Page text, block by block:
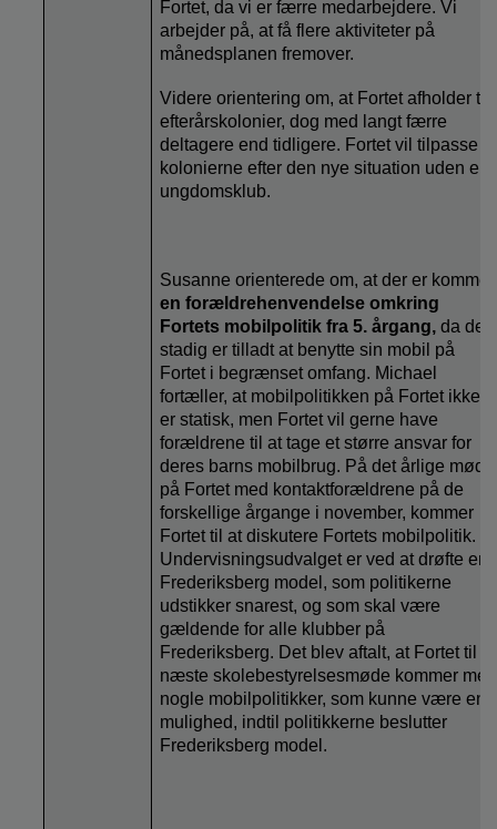
Fortet, da vi er færre medarbejdere. Vi
arbejder på, at få flere aktiviteter på
månedsplanen fremover.
Videre orientering om, at Fortet afholder to
efterårskolonier, dog med langt færre
deltagere end tidligere. Fortet vil tilpasse
kolonierne efter den nye situation uden en
ungdomsklub.
Susanne orienterede om, at der er kommet
en forældrehenvendelse omkring
Fortets mobilpolitik fra 5. årgang, da det
stadig er tilladt at benytte sin mobil på
Fortet i begrænset omfang. Michael
fortæller, at mobilpolitikken på Fortet ikke
er statisk, men Fortet vil gerne have
forældrene til at tage et større ansvar for
deres barns mobilbrug. På det årlige møde
på Fortet med kontaktforældrene på de
forskellige årgange i november, kommer
Fortet til at diskutere Fortets mobilpolitik.
Undervisningsudvalget er ved at drøfte en
Frederiksberg model, som politikerne
udstikker snarest, og som skal være
gældende for alle klubber på
Frederiksberg. Det blev aftalt, at Fortet til
næste skolebestyrelsesmøde kommer med
nogle mobilpolitikker, som kunne være en
mulighed, indtil politikkerne beslutter
Frederiksberg model.